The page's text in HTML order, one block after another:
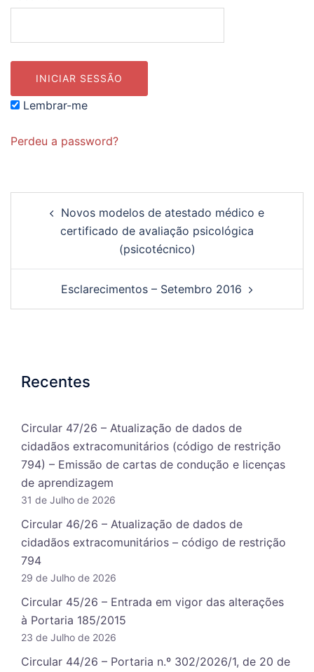
Lembrar-me
Perdeu a password?
artigos
Novos modelos de atestado médico e
certificado de avaliação psicológica
(psicotécnico)
Esclarecimentos – Setembro 2016
Recentes
Circular 47/26 – Atualização de dados de
cidadãos extracomunitários (código de restrição
794) – Emissão de cartas de condução e licenças
de aprendizagem
31 de Julho de 2026
Circular 46/26 – Atualização de dados de
cidadãos extracomunitários – código de restrição
794
29 de Julho de 2026
Circular 45/26 – Entrada em vigor das alterações
à Portaria 185/2015
23 de Julho de 2026
Circular 44/26 – Portaria n.º 302/2026/1, de 20 de